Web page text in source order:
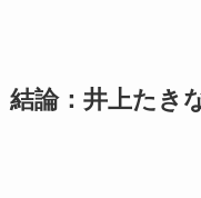
結論：井上たき